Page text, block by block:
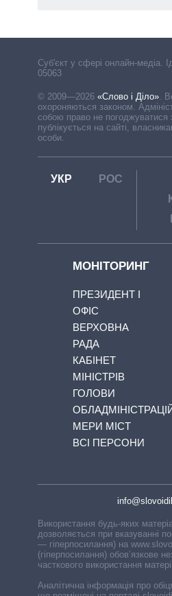
Cуб'єкт у сфері онлайн-медіа.
05063
© 2009—2026 «Слово і Діло».
охороняються законом.
собою право не погоджуватися
публікується на сайті,
особи.
УКР РОС
МОНІТОРИНГ
ПРЕЗИДЕНТ І
ОФІС
ВЕРХОВНА
РАДА
КАБІНЕТ
МІНІСТРІВ
ГОЛОВИ
МЕРИ МІСТ
ВСІ ПЕРСОНИ
Використання будь-яких
дозволяється при вказуванні
— гіперпосилання) на
(гіперпосилання) обов’язкове
часткового використання
Аналітична інформація про